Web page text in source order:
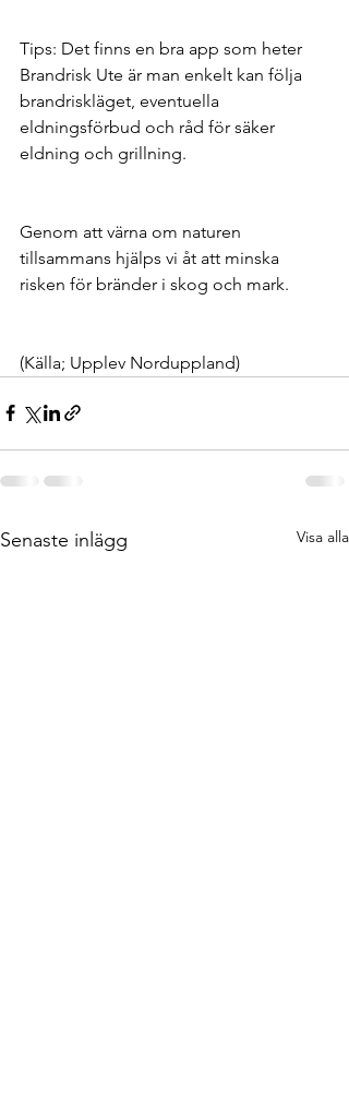
Tips: Det finns en bra app som heter
Brandrisk Ute är man enkelt kan följa
brandriskläget, eventuella
eldningsförbud och råd för säker
eldning och grillning.
Genom att värna om naturen
tillsammans hjälps vi åt att minska
risken för bränder i skog och mark.
(Källa; Upplev Norduppland)
Senaste inlägg Visa alla